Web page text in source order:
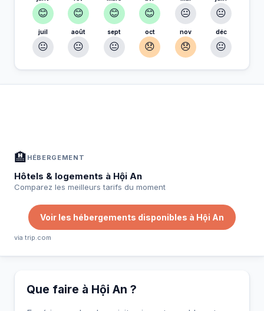
😊 😊 😊 😊 😐 😐
juil
😐
août
😐
sept
😐
oct
😞
nov
😞
déc
😐
🏨 HÉBERGEMENT
Hôtels & logements à Hội An
Comparez les meilleurs tarifs du moment
Voir les hébergements disponibles à Hội An
via trip.com
Que faire à Hội An ?